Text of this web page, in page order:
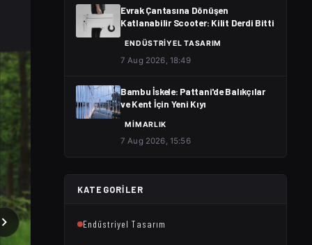
Evrak Çantasına Dönüşen
Katlanabilir Scooter: Kilit Derdi Bitti
ENDÜSTRIYEL TASARIM
7 Aug 2026, 18:49
Bambu İskele: Pattani'de Balıkçılar
ve Kent İçin Yeni Kıyı
MIMARLIK
7 Aug 2026, 15:56
KATEGORILER
Endüstriyel Tasarım